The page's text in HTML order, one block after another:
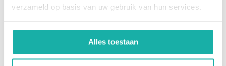
verzameld op basis van uw gebruik van hun services.
Alles toestaan
hormonen vaak lastiger te interpreteren, omdat
menopauze ligt dit anders: het lichaam maakt
nauwelijks nog oestrogeen en progesteron aan,
waardoor lage waardes verwacht zijn.